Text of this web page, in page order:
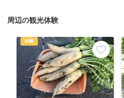
周辺の観光体験
体験